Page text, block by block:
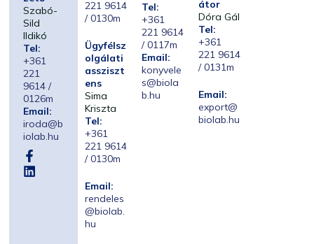
Szabó-
Sild
Ildikó
Tel:
+361
221
9614 /
0126m
Email:
iroda@b
iolab.hu
221 9614
/ 0130m
Ügyfélsz
olgálati
assziszt
ens
Sima
Kriszta
Tel:
+361
221 9614
/ 0130m
Email:
rendeles
@biolab.
hu
Tel:
+361
221 9614
/ 0117m
Email:
konyvele
s@biola
b.hu
átor
Dóra Gál
Tel:
+361
221 9614
/ 0131m
Email:
export@
biolab.hu